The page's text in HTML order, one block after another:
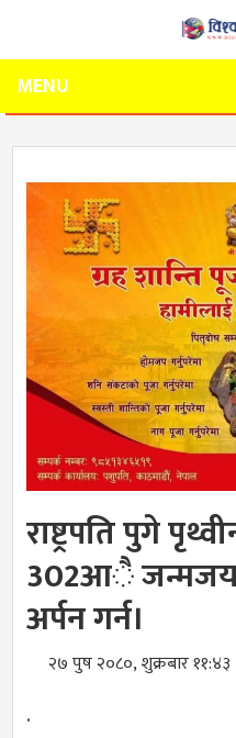
MENU
राष्ट्रपति पुगे
302आै
अर्पन गर्न।
२७ पुष २०८०, शुक्रबार ११:४३
.